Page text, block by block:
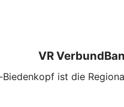
VR
ist die